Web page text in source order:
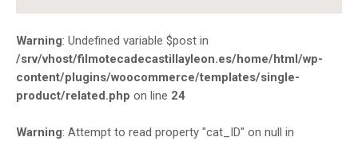
Warning: Undefined variable $post in
/srv/vhost/filmotecadecastillayleon.es/home/html/wp-
content/plugins/woocommerce/templates/single-
product/related.php on line 24
Warning: Attempt to read property "cat_ID" on null in